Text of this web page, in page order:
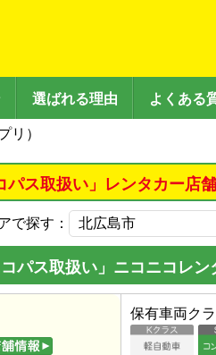
選ばれる理由 よくある
リ）
パス取扱い」レンタカー店
で探す：
パス取扱い」ニコニコレン
保有車両ク